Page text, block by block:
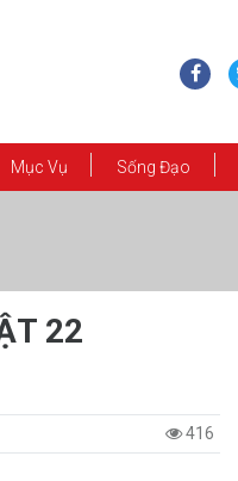
Mục Vụ Sống Đạo
22
416